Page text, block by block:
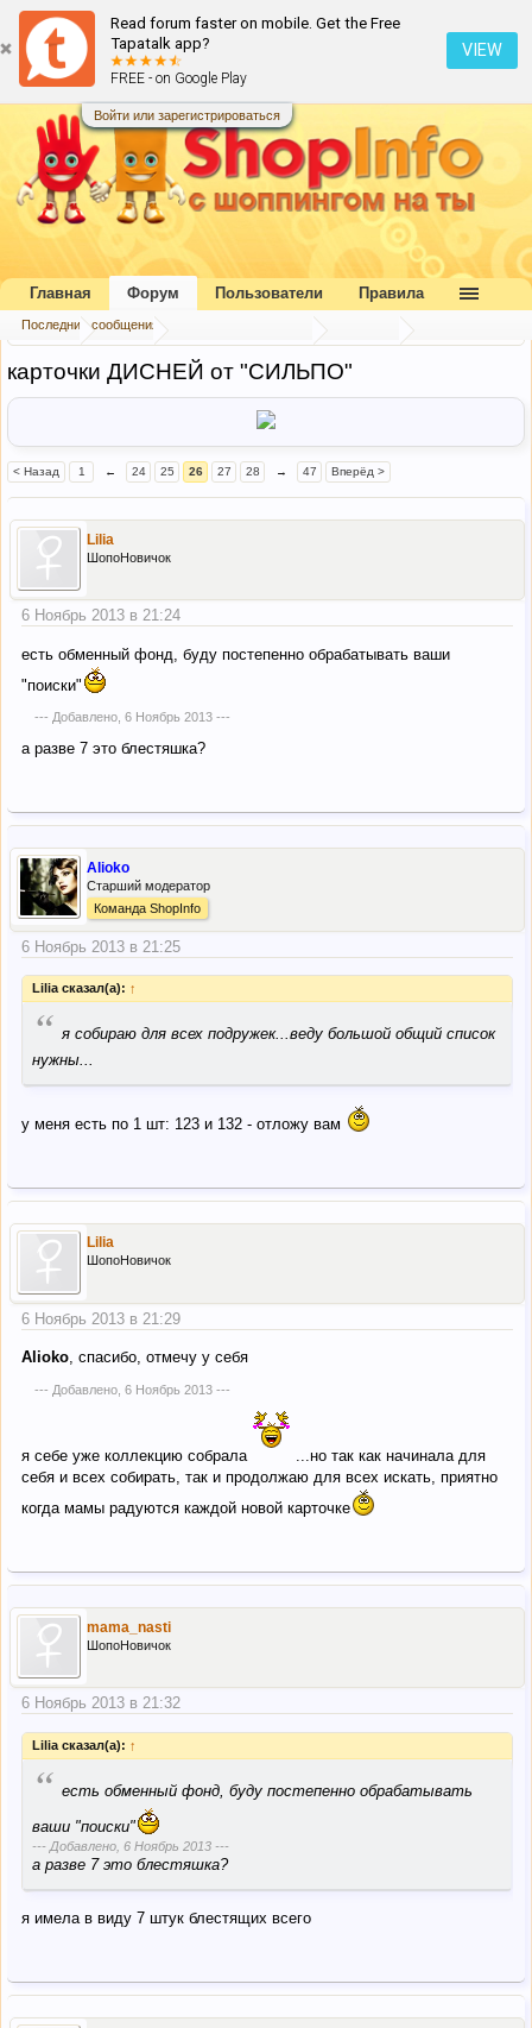
Read forum faster on mobile. Get the Free
Tapatalk app?
FREE - on Google Play
VIEW
Войти или зарегистрироваться
Главная Форум
карточки ДИСНЕЙ от "СИЛЬПО"
< Назад 1 ← 24 25 26 27 28 → 47 Вперёд >
Lilia
ШопоНовичок
6 Ноябрь 2013 в 21:24
есть обменный фонд, буду постепенно обрабатывать ваши
"поиски"
--- Добавлено, 6 Ноябрь 2013---
а разве 7 это блестяшка?
Alioko
Старший модератор
Команда ShopInfo
6 Ноябрь 2013 в 21:25
Lilia сказал(а): ↑
“ я собираю для всех подружек...веду большой общий список
нужны...
у меня есть по 1 шт: 123 и 132 - отложу вам
Lilia
ШопоНовичок
6 Ноябрь 2013 в 21:29
Alioko, спасибо, отмечу у себя
--- Добавлено, 6 Ноябрь 2013---
я себе уже коллекцию собрала
...но так как начинала для
себя и всех собирать, так и продолжаю для всех искать, приятно
когда мамы радуются каждой новой карточке
mama_nasti
ШопоНовичок
6 Ноябрь 2013 в 21:32
Lilia сказал(а): ↑
“ есть обменный фонд, буду постепенно обрабатывать
ваши "поиски"
--- Добавлено, 6 Ноябрь 2013 ---
а разве 7 это блестяшка?
я имела в виду 7 штук блестящих всего
Главная Форум
Последние сообщения
Пользователи Правила